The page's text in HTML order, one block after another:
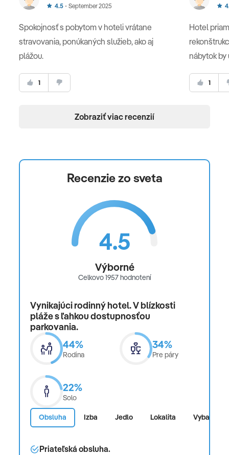
4.5 September 2025
Spokojnosť s pobytom v hoteli vrátane
stravovania, ponúkaných služieb, ako aj
plážou.
1
Hotel
nábytok
1
Zobraziť viac recenzií
Recenzie zo sveta
4.5
Výborné
Celkovo 1957 hodnotení
Vynikajúci rodinný hotel. V blízkosti
pláže s ľahkou dostupnosťou
parkovania.
44%
Rodina
34%
Pre páry
22%
Solo
Obsluha Izba Jedlo Lokalita
Priateľská obsluha.